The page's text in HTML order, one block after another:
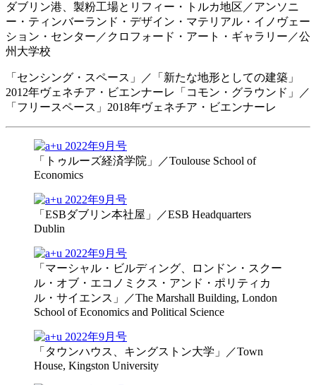
ダブリン港、製粉工場とリフィー・トルカ地区／アンソニ
ー・ティンバーランド・デザイン・マテリアル・イノヴェー
ション・センター／クロフォード・アート・ギャラリー／公
州大学校
「センシング・スペース」／「新たな地形としての建築」
2012年ヴェネチア・ビエンナーレ「コモン・グラウンド」／
「フリースペース」2018年ヴェネチア・ビエンナーレ
「トゥルーズ経済学院」／Toulouse School of
Economics
「ESBダブリン本社屋」／ESB Headquarters
Dublin
「マーシャル・ビルディング、ロンドン・スクー
ル・オブ・エコノミクス・アンド・ポリティカ
ル・サイエンス」／The Marshall Building, London
School of Economics and Political Science
「タウンハウス、キングストン大学」／Town
House, Kingston University